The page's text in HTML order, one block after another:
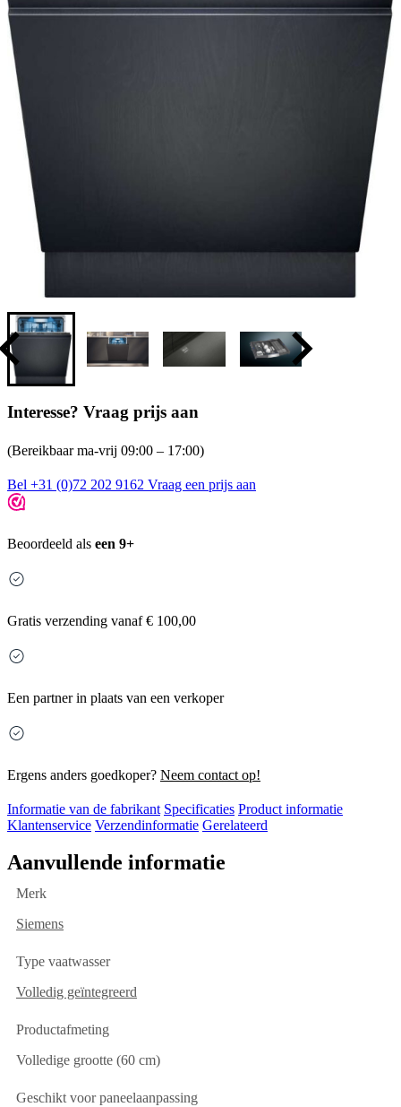
Interesse? Vraag prijs aan
(Bereikbaar ma-vrij 09:00 – 17:00)
Bel +31 (0)72 202 9162 Vraag een prijs aan
Beoordeeld als een 9+
Gratis verzending vanaf € 100,00
Een partner in plaats van een verkoper
Ergens anders goedkoper? Neem contact op!
Informatie van de fabrikant Specificaties Product informatie
Klantenservice Verzendinformatie Gerelateerd
Aanvullende informatie
Merk
Siemens
Type vaatwasser
Volledig geïntegreerd
Productafmeting
Volledige grootte (60 cm)
Geschikt voor paneelaanpassing